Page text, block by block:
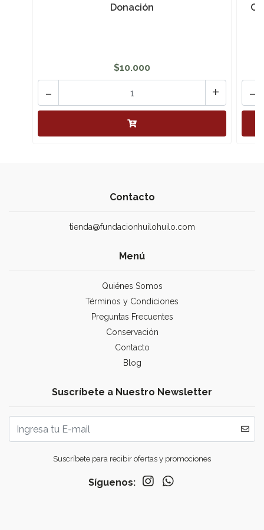
Donación
$10.000
+
- -
Contacto
tienda@fundacionhuilohuilo.com
Menú
Quiénes Somos
Términos y Condiciones
Preguntas Frecuentes
Conservación
Contacto
Blog
Suscríbete a Nuestro Newsletter
Suscríbete para recibir ofertas y promociones
Síguenos: